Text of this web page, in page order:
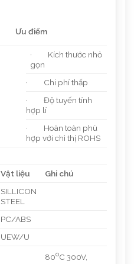
Ưu điểm
· Kích thước nhỏ
gọn
· Chi phí thấp
· Độ tuyến tính
hợp lí
· Hoàn toàn phù
hợp với chỉ thị ROHS
Vật liệu Ghi chú
SILLICON
STEEL
PC/ABS
UEW/U
80oC 300V,